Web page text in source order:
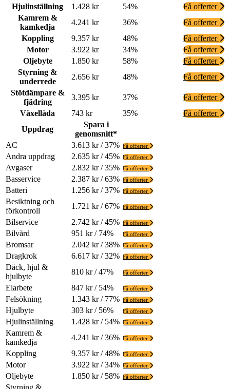
Hjulinställning
1.428 kr 54%
Få offerter
Kamrem &
kamkedja
4.241 kr 36%
Få offerter
Koppling
9.357 kr 48%
Få offerter
Motor
3.922 kr 34%
Få offerter
Oljebyte
1.850 kr 58%
Få offerter
Styrning &
underrede
2.656 kr 48%
Få offerter
Stötdämpare &
fjädring
3.395 kr 37%
Få offerter
Växellåda
743 kr 35%
Få offerter
Uppdrag
Spara i
genomsnitt*
AC
3.613 kr / 37% Få offerter
Andra uppdrag 2.635 kr / 45% Få offerter
Avgaser 2.832 kr / 35% Få offerter
Basservice 2.387 kr / 63% Få offerter
Batteri 1.256 kr / 37% Få offerter
Besiktning och
förkontroll
1.721 kr / 67% Få offerter
Bilservice 2.742 kr / 45% Få offerter
Bilvård 951 kr / 74% Få offerter
Bromsar 2.042 kr / 38% Få offerter
Dragkrok 6.617 kr / 32% Få offerter
Däck, hjul &
hjulbyte
810 kr / 47% Få offerter
Elarbete 847 kr / 54% Få offerter
Felsökning 1.343 kr / 77% Få offerter
Hjulbyte 303 kr / 56% Få offerter
Hjulinställning 1.428 kr / 54% Få offerter
Kamrem &
kamkedja
4.241 kr / 36% Få offerter
Koppling 9.357 kr / 48% Få offerter
Motor 3.922 kr / 34% Få offerter
Oljebyte 1.850 kr / 58% Få offerter
Styrning &